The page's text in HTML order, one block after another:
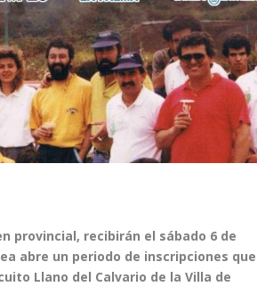
provincial, recibirán el sábado 6 de
abre un periodo de inscripciones que
Llano del Calvario de la Villa de